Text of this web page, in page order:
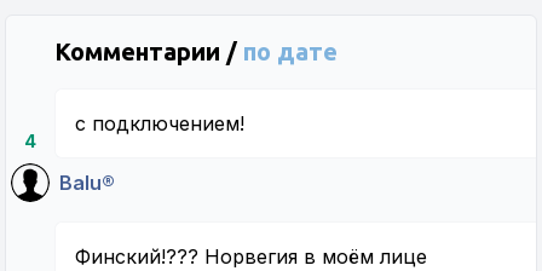
Комментарии / по дате
4
с подключением!
Balu®
Финский!??? Норвегия в моём лице